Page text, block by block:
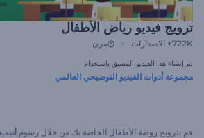
ترويج فيديو رياض الأطفال
722K+ الاصدارات مرن
تم إنشاء هذا الفيديو المسبق باستخدام
مجموعة أدوات الفيديو التوضيحي العالمي
قم بترويج روضة الأطفال الخاصة بك من خلال رسوم